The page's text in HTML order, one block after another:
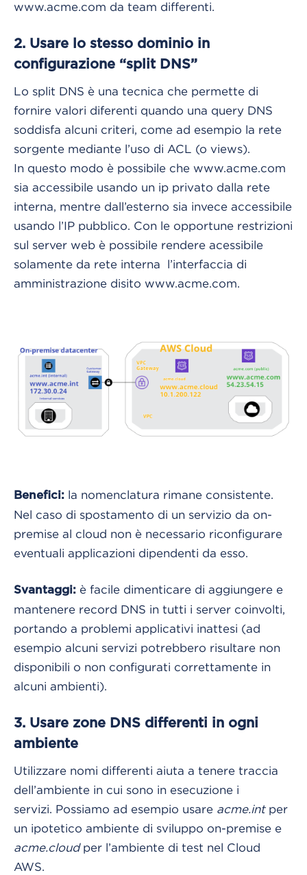
www.acme.com da team differenti.
2. Usare lo stesso dominio in
configurazione “split DNS”
Lo split DNS è una tecnica che permette di
fornire valori diferenti quando una query DNS
soddisfa alcuni criteri, come ad esempio la rete
sorgente mediante l’uso di ACL (o views).
In questo modo è possibile che www.acme.com
sia accessibile usando un ip privato dalla rete
interna, mentre dall’esterno sia invece accessibile
usando l’IP pubblico. Con le opportune restrizioni
sul server web è possibile rendere acessibile
solamente da rete interna l’interfaccia di
amministrazione disito www.acme.com.
Benefici: la nomenclatura rimane consistente.
Nel caso di spostamento di un servizio da on-
premise al cloud non è necessario riconfigurare
eventuali applicazioni dipendenti da esso.
Svantaggi: è facile dimenticare di aggiungere e
mantenere record DNS in tutti i server coinvolti,
portando a problemi applicativi inattesi (ad
esempio alcuni servizi potrebbero risultare non
disponibili o non configurati correttamente in
alcuni ambienti).
3. Usare zone DNS differenti in ogni
ambiente
Utilizzare nomi differenti aiuta a tenere traccia
dell’ambiente in cui sono in esecuzione i
servizi. Possiamo ad esempio usare acme.intper
un ipotetico ambiente di sviluppo on-premise e
acme.cloudper l’ambiente di test nel Cloud
AWS.